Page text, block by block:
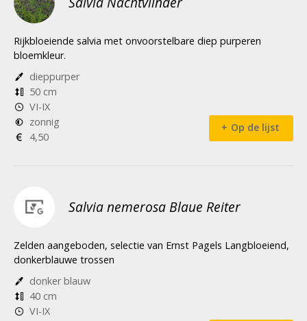
Rijkbloeiende salvia met onvoorstelbare diep purperen
bloemkleur.
dieppurper
50 cm
VI-IX
zonnig
4,50
Op de lijst
Salvia nemerosa Blaue Reiter
Zelden aangeboden, selectie van Ernst Pagels Langbloeiend,
donkerblauwe trossen
donker blauw
40 cm
VI-IX